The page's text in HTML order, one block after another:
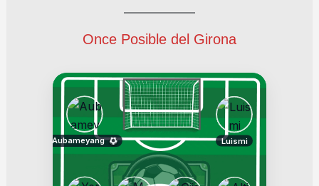
Once Posible del Girona
Aubameyang Luismi